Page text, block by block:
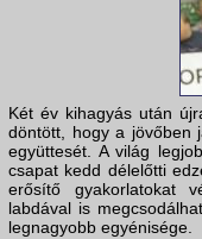
Két év kihagyás után
döntött, hogy a jövőben
együttesét. A világ
csapat kedd délelőtti
erősítő gyakorlatokat
labdával is
legnagyobb egyénisége.